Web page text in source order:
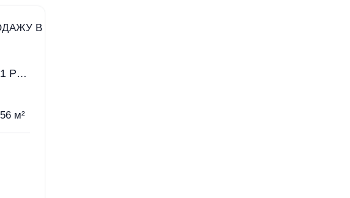
ГОТОВЫЕ К ЗАСЕЛЕНИЮ 1+1 РОСКОШНЫЕ КВАРТИРЫ НА ПРОДАЖУ В РАЙОНЕ ГИРНЕ ЛАПТА
56 м²